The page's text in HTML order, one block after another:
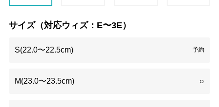
サイズ（対応ウィズ：E〜3E）
S(22.0〜22.5cm) 予約
M(23.0〜23.5cm) ○